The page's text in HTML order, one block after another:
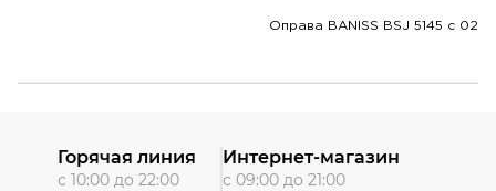
Оправа BANISS BSJ 5145 c 02
Горячая линия
с 10:00 до 22:00
Интернет-магазин
с 09:00 до 21:00